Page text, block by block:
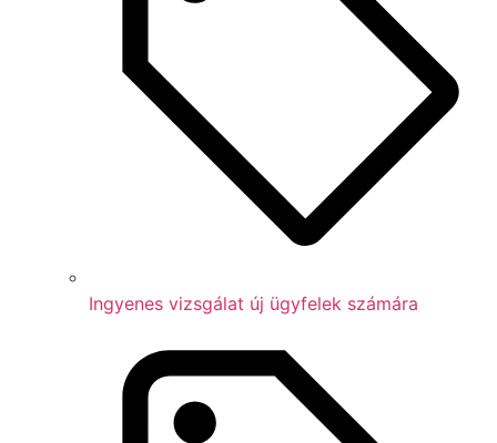
Ingyenes vizsgálat új ügyfelek számára